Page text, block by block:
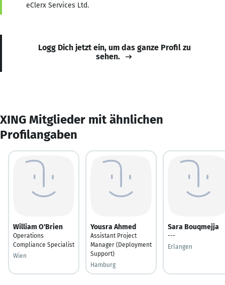
eClerx Services Ltd.
Logg Dich jetzt ein, um das ganze Profil zu
sehen.
XING Mitglieder mit ähnlichen
Profilangaben
William O'Brien
Operations
Compliance Specialist
Wien
Yousra Ahmed
Assistant Project
Manager (Deployment
Support)
Hamburg
Sara Bouqmejja
---
Erlangen